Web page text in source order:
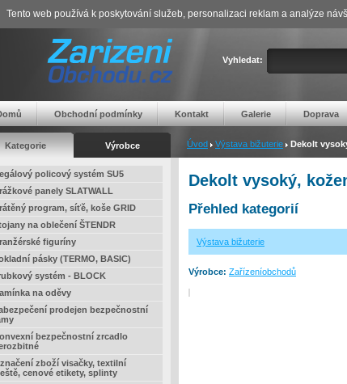
Vyhledat:
Obchodní podmínky Kontakt Galerie Doprava
Kategorie Výrobce Úvod Výstava bižuterie Dekolt
policový systém SU5
panely SLATWALL
program, síťě, koše GRID
na oblečení ŠTENDR
figuríny
pásky (TERMO, BASIC)
systém - BLOCK
na oděvy
prodejen bezpečnostní
bezpečnostní zrcadlo
zboží visačky, textilní
cenové etikety, splinty
Dekolt vysoký,
Přehled kategorií
Výstava bižuterie
Výrobce: Zařízeníobchodů
Tento web používá k poskytování služeb, personalizaci reklam a analýze